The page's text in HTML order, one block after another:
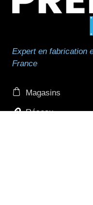
Expert en fabrication
France
Magasins
Réseau